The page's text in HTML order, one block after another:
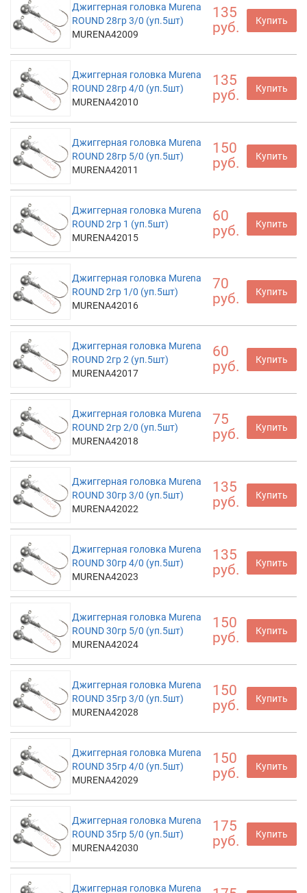
Джиггерная головка Murena
ROUND 28гр 3/0 (уп.5шт)
MURENA42009
135
руб.
Купить
Джиггерная головка Murena
ROUND 28гр 4/0 (уп.5шт)
MURENA42010
135
руб.
Купить
Джиггерная головка Murena
ROUND 28гр 5/0 (уп.5шт)
MURENA42011
150
руб.
Купить
Джиггерная головка Murena
ROUND 2гр 1 (уп.5шт)
MURENA42015
60
руб.
Купить
Джиггерная головка Murena
ROUND 2гр 1/0 (уп.5шт)
MURENA42016
70
руб.
Купить
Джиггерная головка Murena
ROUND 2гр 2 (уп.5шт)
MURENA42017
60
руб.
Купить
Джиггерная головка Murena
ROUND 2гр 2/0 (уп.5шт)
MURENA42018
75
руб.
Купить
Джиггерная головка Murena
ROUND 30гр 3/0 (уп.5шт)
MURENA42022
135
руб.
Купить
Джиггерная головка Murena
ROUND 30гр 4/0 (уп.5шт)
MURENA42023
135
руб.
Купить
Джиггерная головка Murena
ROUND 30гр 5/0 (уп.5шт)
MURENA42024
150
руб.
Купить
Джиггерная головка Murena
ROUND 35гр 3/0 (уп.5шт)
MURENA42028
150
руб.
Купить
Джиггерная головка Murena
ROUND 35гр 4/0 (уп.5шт)
MURENA42029
150
руб.
Купить
Джиггерная головка Murena
ROUND 35гр 5/0 (уп.5шт)
MURENA42030
175
руб.
Купить
Джиггерная головка Murena